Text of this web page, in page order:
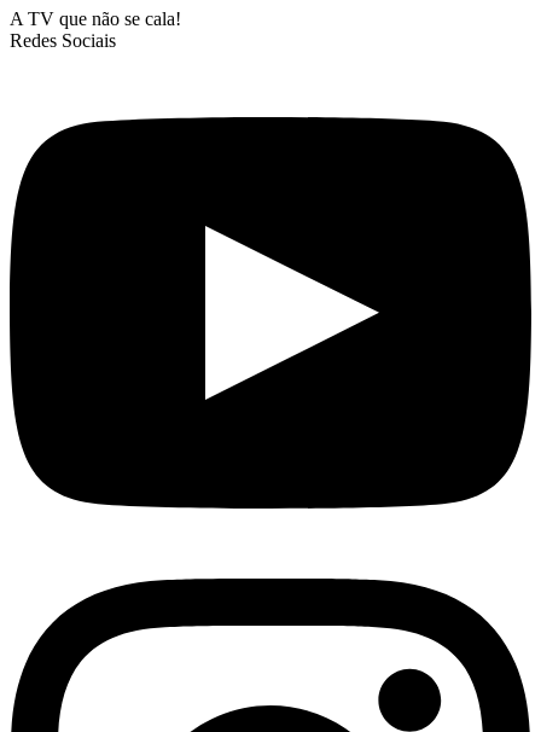
A TV que não se cala!
Redes Sociais